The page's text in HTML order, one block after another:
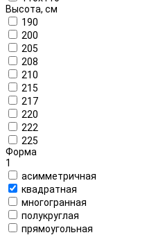
Высота, см
190
200
205
208
210
215
217
220
222
225
Форма
1
асимметричная
квадратная
многогранная
полукруглая
прямоугольная